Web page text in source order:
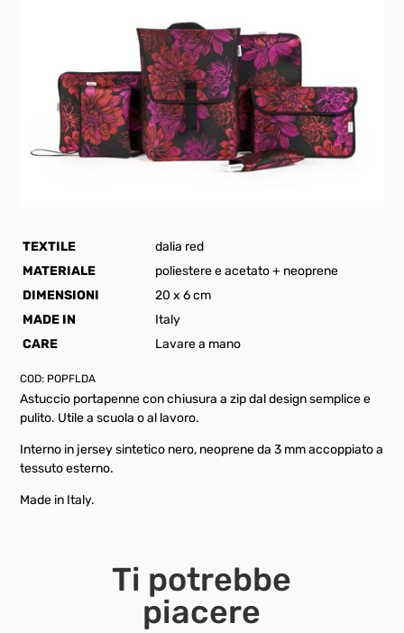
TEXTILE
dalia red
MATERIALE
poliestere e acetato + neoprene
DIMENSIONI
20 x 6 cm
MADE IN
Italy
CARE
Lavare a mano
COD: POPFLDA
Astuccio portapenne con chiusura a zip dal design semplice e
pulito. Utile a scuola o al lavoro.
Interno in jersey sintetico nero, neoprene da 3 mm accoppiato a
tessuto esterno.
Made in Italy.
Ti potrebbe
piacere